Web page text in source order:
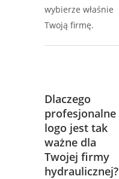
wybierze właśnie
Twoją firmę.
Dlaczego
profesjonalne
logo jest tak
ważne dla
Twojej firmy
hydraulicznej?